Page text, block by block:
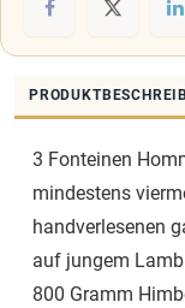
3 Fonteinen
mindestens
handverlesenen
auf jungem
800 Gramm